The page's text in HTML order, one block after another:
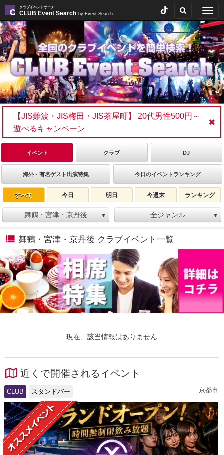
クラブイベントサーチ
CLUB Event Search by Event Search
【JIS難波・JIS梅田・JIS茶屋町】 20代男性500円～
遊べるキャンペーン
イベント クラブ DJ
海外・有名ゲスト出演特集 今日のイベントランキング
すべて 今日 明日 今週末 ランキング
舞鶴・宮津・京丹後 ▼ 全ジャンル ▼
舞鶴・宮津・京丹後 クラブイベント一覧
現在、該当情報はありません
近くで開催されるイベント
CLUB スタンドバー 京都市